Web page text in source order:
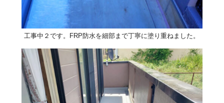
工事中２です。FRP防水を細部まで丁寧に塗り重ねました。